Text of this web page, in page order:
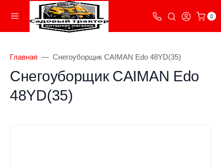
0
Главная Снегоуборщик CAIMAN Edo 48YD(35)
Снегоуборщик CAIMAN Edo
48YD(35)